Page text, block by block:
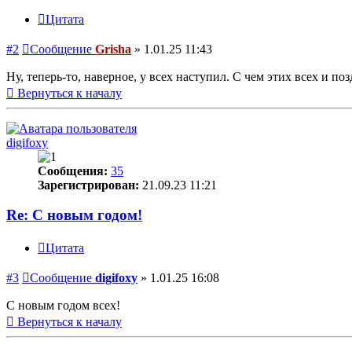
Цитата
#2 Сообщение Grisha » 1.01.25 11:43
Ну, теперь-то, наверное, у всех наступил. С чем этих всех и
Вернуться к началу
digifoxy
Сообщения: 35
Зарегистрирован: 21.09.23 11:21
Re: С новым годом!
Цитата
#3 Сообщение digifoxy » 1.01.25 16:08
С новым годом всех!
Вернуться к началу